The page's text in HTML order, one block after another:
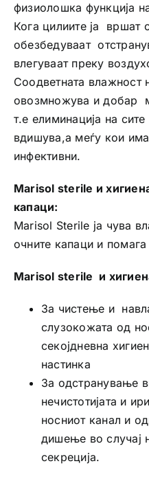
физиолошка функција
Кога цилиите ја вршат
обезбедуваат
влегуваат преку
Соодветната влажност
овозмножува и добар
т.е елиминација на
вдишува,а меѓу кои има
инфективни.
Marisol sterile и
капаци:
Marisol Sterile ја чува
очните капаци и
Marisol sterile и
За чистење и
слузокожата од
секојдневна
настинка
За одстранување
нечистотијата и
носниот канал и
дишење во случај
секреција.